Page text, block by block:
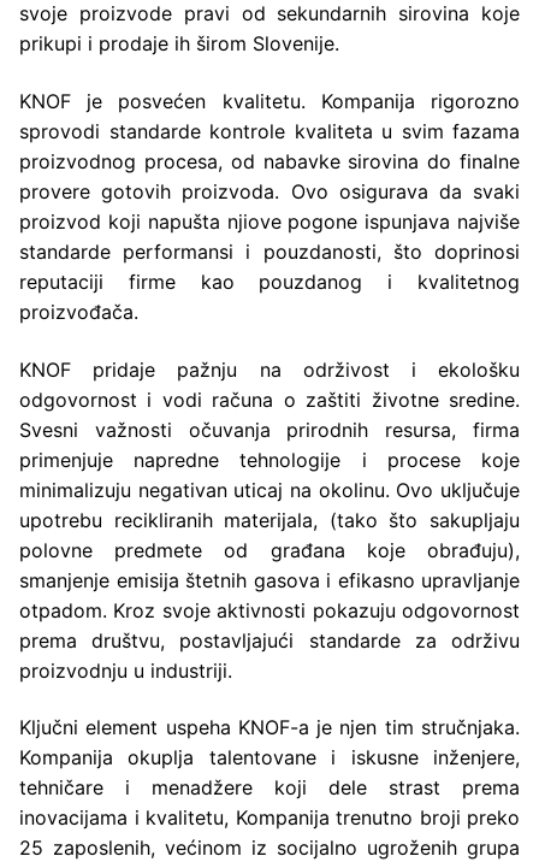
svoje proizvode pravi od sekundarnih sirovina koje
prikupi i prodaje ih širom Slovenije.
KNOF je posvećen kvalitetu. Kompanija rigorozno
sprovodi standarde kontrole kvaliteta u svim fazama
proizvodnog procesa, od nabavke sirovina do finalne
provere gotovih proizvoda. Ovo osigurava da svaki
proizvod koji napušta njiove pogone ispunjava najviše
standarde performansi i pouzdanosti, što doprinosi
reputaciji firme kao pouzdanog i kvalitetnog
proizvođača.
KNOF pridaje pažnju na održivost i ekološku
odgovornost i vodi računa o zaštiti životne sredine.
Svesni važnosti očuvanja prirodnih resursa, firma
primenjuje napredne tehnologije i procese koje
minimalizuju negativan uticaj na okolinu. Ovo uključuje
upotrebu recikliranih materijala, (tako što sakupljaju
polovne predmete od građana koje obrađuju),
smanjenje emisija štetnih gasova i efikasno upravljanje
otpadom. Kroz svoje aktivnosti pokazuju odgovornost
prema društvu, postavljajući standarde za održivu
proizvodnju u industriji.
Ključni element uspeha KNOF-a je njen tim stručnjaka.
Kompanija okuplja talentovane i iskusne inženjere,
tehničare i menadžere koji dele strast prema
inovacijama i kvalitetu, Kompanija trenutno broji preko
25 zaposlenih, većinom iz socijalno ugroženih grupa